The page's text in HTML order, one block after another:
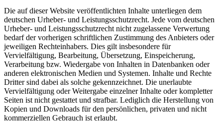
Die auf dieser Website veröffentlichten Inhalte unterliegen dem
deutschen Urheber- und Leistungsschutzrecht. Jede vom deutschen
Urheber- und Leistungsschutzrecht nicht zugelassene Verwertung
bedarf der vorherigen schriftlichen Zustimmung des Anbieters oder
jeweiligen Rechteinhabers. Dies gilt insbesondere für
Vervielfältigung, Bearbeitung, Übersetzung, Einspeicherung,
Verarbeitung bzw. Wiedergabe von Inhalten in Datenbanken oder
anderen elektronischen Medien und Systemen. Inhalte und Rechte
Dritter sind dabei als solche gekennzeichnet. Die unerlaubte
Vervielfältigung oder Weitergabe einzelner Inhalte oder kompletter
Seiten ist nicht gestattet und strafbar. Lediglich die Herstellung von
Kopien und Downloads für den persönlichen, privaten und nicht
kommerziellen Gebrauch ist erlaubt.